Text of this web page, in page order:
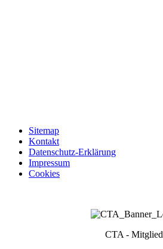
Sitemap
Kontakt
Datenschutz-Erklärung
Impressum
Cookies
CTA - Mitglied